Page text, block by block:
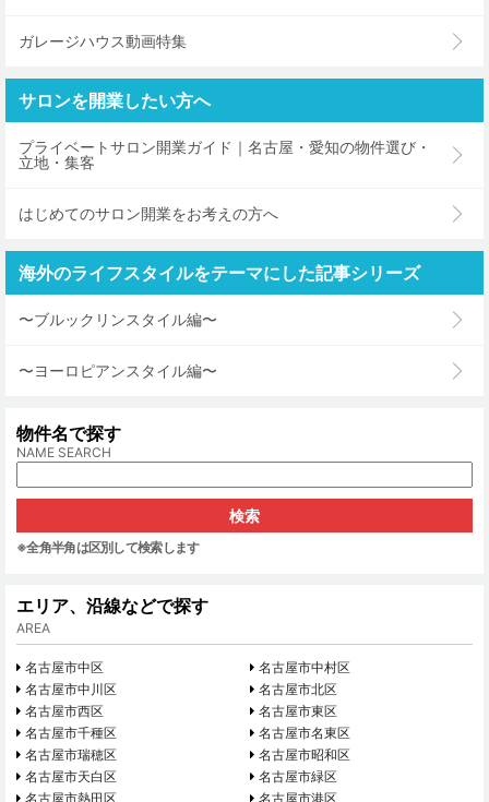
ガレージハウス動画特集
サロンを開業したい方へ
プライベートサロン開業ガイド｜名古屋・愛知の物件選び・
立地・集客
はじめてのサロン開業をお考えの方へ
海外のライフスタイルをテーマにした記事シリーズ
〜ブルックリンスタイル編〜
〜ヨーロピアンスタイル編〜
物件名で探す
NAME SEARCH
※全角半角は区別して検索します
エリア、沿線などで探す
AREA
名古屋市中区
名古屋市中村区
名古屋市中川区
名古屋市北区
名古屋市西区
名古屋市東区
名古屋市千種区
名古屋市名東区
名古屋市瑞穂区
名古屋市昭和区
名古屋市天白区
名古屋市緑区
名古屋市熱田区
名古屋市港区